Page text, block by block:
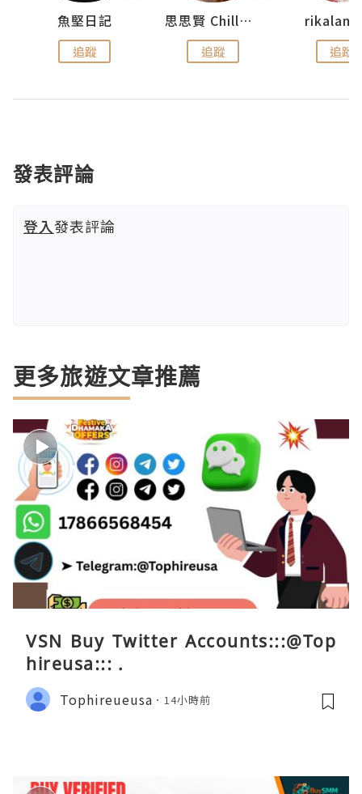
魚堅日記
追蹤
思思賢 ChillMyBabe
追蹤 追蹤
發表評論
登入發表評論
更多旅遊文章推薦
VSN Buy Twitter Accounts:::@Top
hireusa::: .
Tophireueusa 14小時前